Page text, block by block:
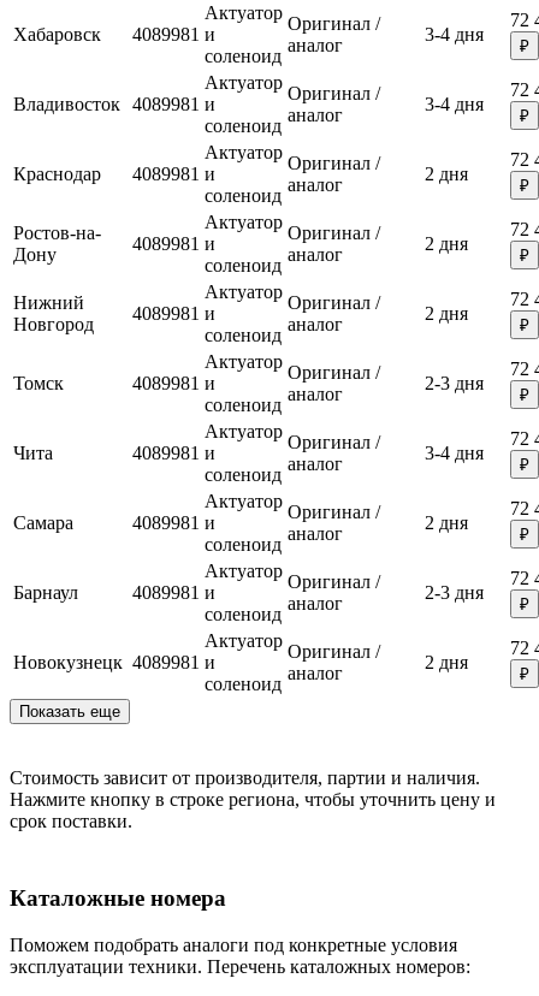
Хабаровск 4089981
Актуатор
и
соленоид
Оригинал /
аналог
3-4 дня
72
₽
Владивосток 4089981
Актуатор
и
соленоид
Оригинал /
аналог
3-4 дня
72
₽
Краснодар 4089981
Актуатор
и
соленоид
Оригинал /
аналог
2 дня
72
₽
Ростов-на-
Дону
4089981
Актуатор
и
соленоид
Оригинал /
аналог
2 дня
72
₽
Нижний
Новгород
4089981
Актуатор
и
соленоид
Оригинал /
аналог
2 дня
72
₽
Томск 4089981
Актуатор
и
соленоид
Оригинал /
аналог
2-3 дня
72
₽
Чита 4089981
Актуатор
и
соленоид
Оригинал /
аналог
3-4 дня
72
₽
Самара 4089981
Актуатор
и
соленоид
Оригинал /
аналог
2 дня
72
₽
Барнаул 4089981
Актуатор
и
соленоид
Оригинал /
аналог
2-3 дня
72
₽
Новокузнецк 4089981
Актуатор
и
соленоид
Оригинал /
аналог
2 дня
72
₽
Показать еще
Стоимость зависит от производителя, партии и наличия.
Нажмите кнопку в строке региона, чтобы уточнить цену и
срок поставки.
Каталожные номера
Поможем подобрать аналоги под конкретные условия
эксплуатации техники. Перечень каталожных номеров: